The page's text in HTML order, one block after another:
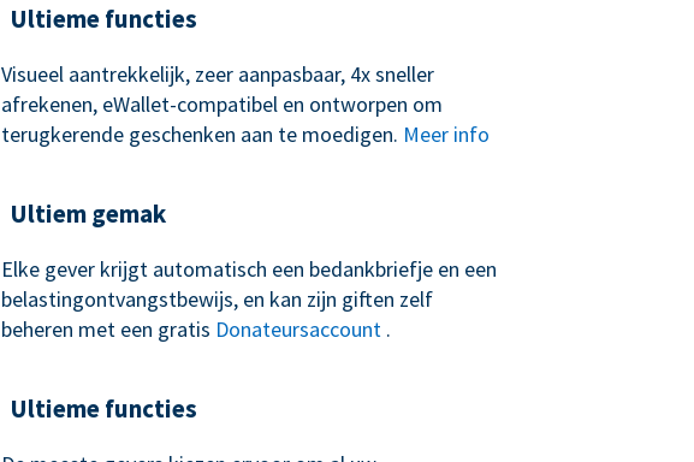
Ultieme functies
Visueel aantrekkelijk, zeer aanpasbaar, 4x sneller
afrekenen, eWallet-compatibel en ontworpen om
terugkerende geschenken aan te moedigen. Meer info
Ultiem gemak
Elke gever krijgt automatisch een bedankbriefje en een
belastingontvangstbewijs, en kan zijn giften zelf
beheren met een gratis Donateursaccount .
Ultieme functies